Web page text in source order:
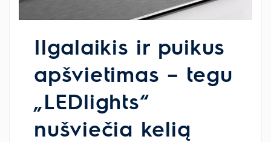
Ilgalaikis ir puikus
apšvietimas – tegu
„LEDlights“
nušviečia kelią